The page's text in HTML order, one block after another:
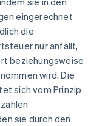
eingerechnet
die
nur anfällt,
beziehungsweise
wird. Die
sich vom Prinzip
sie durch den